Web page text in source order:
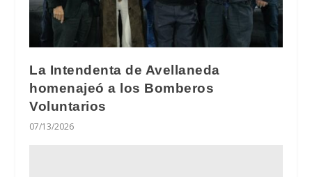
La Intendenta de Avellaneda
homenajeó a los Bomberos
Voluntarios
07/13/2026